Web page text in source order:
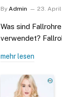
By Admin 23.
Was sind
verwendet?
mehr lesen